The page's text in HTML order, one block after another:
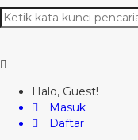
Halo, Guest!
Masuk
Daftar